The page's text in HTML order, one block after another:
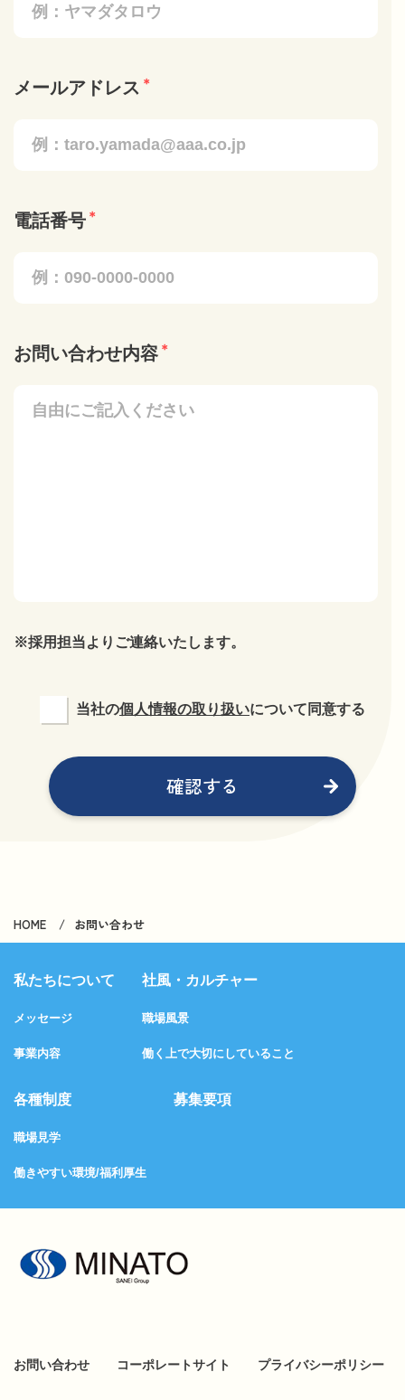
メールアドレス ＊
電話番号 ＊
お問い合わせ内容 ＊
※採用担当よりご連絡いたします。
当社の個人情報の取り扱いについて同意する
確認する
HOME お問い合わせ
私たちについて
メッセージ
事業内容
社風・カルチャー
職場風景
働く上で大切にしていること
各種制度
職場見学
働きやすい環境/福利厚生
募集要項
お問い合わせ コーポレートサイト プライバシーポリシー